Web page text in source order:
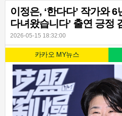
이정은, ‘한다다’ 작가와
다녀왔습니다’ 출연 긍정
2026-05-15 18:32:00
카카오 MY뉴스